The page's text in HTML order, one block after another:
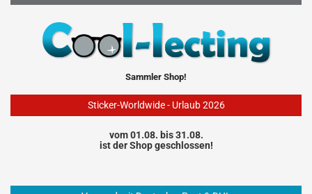
Sammler Shop!
Sticker-Worldwide - Urlaub 2026
vom 01.08. bis 31.08.
ist der Shop geschlossen!